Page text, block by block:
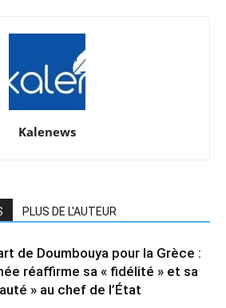
Kalenews
PLUS DE L'AUTEUR
de Doumbouya pour la Grèce :
réaffirme sa « fidélité » et sa
» au chef de l’État